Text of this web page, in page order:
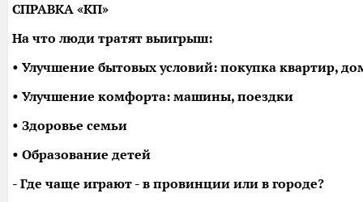
СПРАВКА «КП»
На что люди тратят выигрыш:
• Улучшение бытовых условий: покупка квартир,
• Улучшение комфорта: машины, поездки
• Здоровье семьи
• Образование детей
- Где чаще играют - в провинции или в городе?